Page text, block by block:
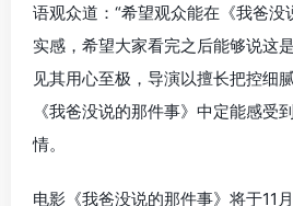
语观众道：“希望观众能在《我爸
实感，希望大家看完之后能够说这
见其用心至极，导演以擅长把控细
《我爸没说的那件事》中定能感受
情。
电影《我爸没说的那件事》将于11